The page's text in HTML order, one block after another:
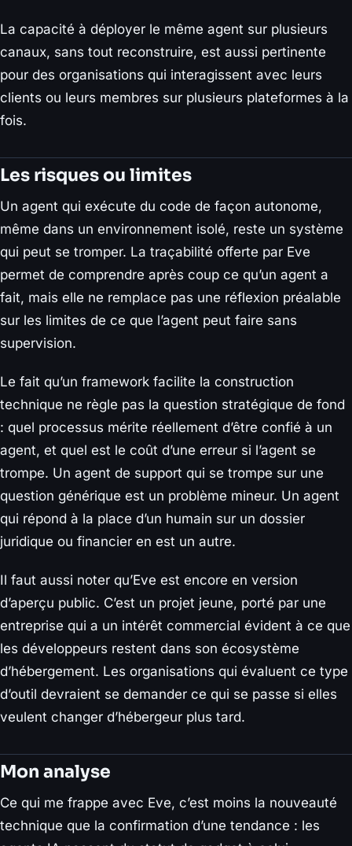
La capacité à déployer le même agent sur plusieurs
canaux, sans tout reconstruire, est aussi pertinente
pour des organisations qui interagissent avec leurs
clients ou leurs membres sur plusieurs plateformes à la
fois.
Les risques ou limites
Un agent qui exécute du code de façon autonome,
même dans un environnement isolé, reste un système
qui peut se tromper. La traçabilité offerte par Eve
permet de comprendre après coup ce qu’un agent a
fait, mais elle ne remplace pas une réflexion préalable
sur les limites de ce que l’agent peut faire sans
supervision.
Le fait qu’un framework facilite la construction
technique ne règle pas la question stratégique de fond
: quel processus mérite réellement d’être confié à un
agent, et quel est le coût d’une erreur si l’agent se
trompe. Un agent de support qui se trompe sur une
question générique est un problème mineur. Un agent
qui répond à la place d’un humain sur un dossier
juridique ou financier en est un autre.
Il faut aussi noter qu’Eve est encore en version
d’aperçu public. C’est un projet jeune, porté par une
entreprise qui a un intérêt commercial évident à ce que
les développeurs restent dans son écosystème
d’hébergement. Les organisations qui évaluent ce type
d’outil devraient se demander ce qui se passe si elles
veulent changer d’hébergeur plus tard.
Mon analyse
Ce qui me frappe avec Eve, c’est moins la nouveauté
technique que la confirmation d’une tendance : les